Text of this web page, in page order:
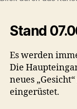
Stand
Es werden
Die
neues
eingerüstet.